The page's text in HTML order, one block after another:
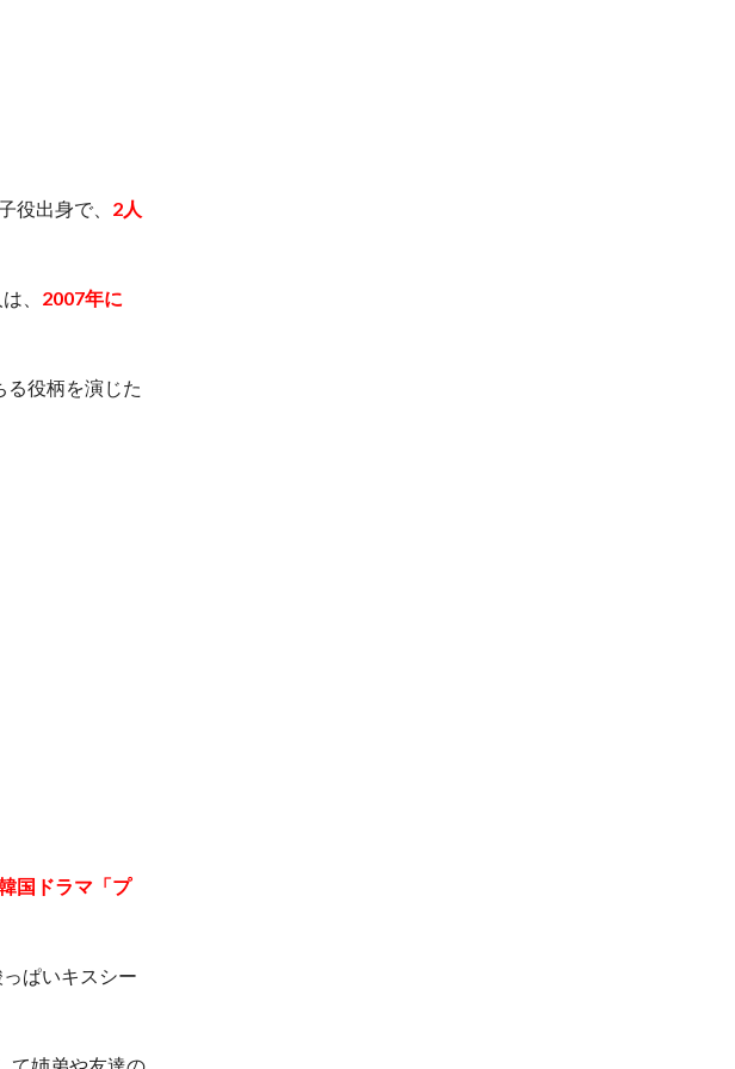
役出身で、 2人
、 2007年に
役柄を演じた
国ドラマ「プ
ぱいキスシー